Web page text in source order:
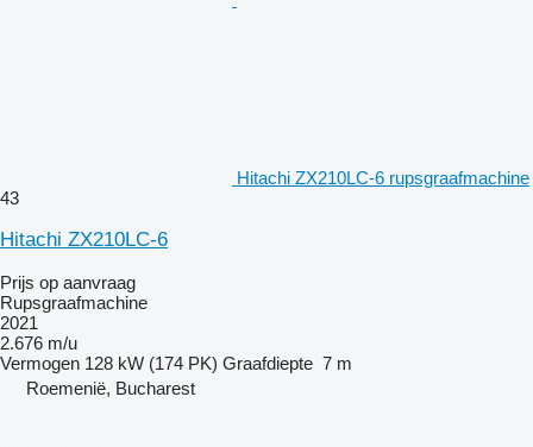
Hitachi ZX210LC-6 rupsgraafmachine
43
Hitachi ZX210LC-6
Prijs op aanvraag
Rupsgraafmachine
2021
2.676 m/u
Vermogen 128 kW (174 PK) Graafdiepte 7 m
Roemenië, Bucharest